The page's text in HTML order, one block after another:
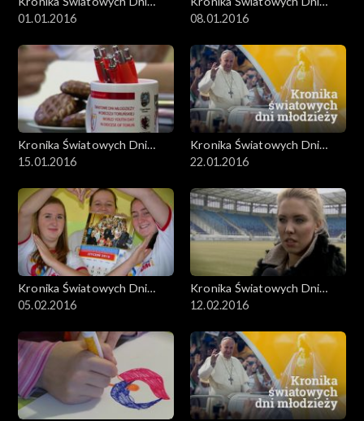
Młodzieży
01.01.2016
Młodzieży
08.01.2016
Kronika Światowych Dni
Młodzieży
15.01.2016
Kronika Światowych Dni
Młodzieży
22.01.2016
Kronika Światowych Dni
Młodzieży
05.02.2016
Kronika Światowych Dni
Młodzieży
12.02.2016